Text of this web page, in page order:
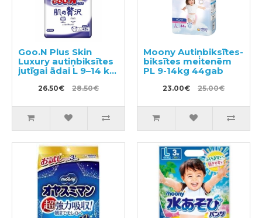
Goo.N Plus Skin
Luxury autiņbiksītes
jutīgai ādai L 9–14 kg
26.50€ 28.50€
Moony Autiņbiksītes-
biksītes meitenēm
PL 9-14kg 44gab
23.00€ 25.00€